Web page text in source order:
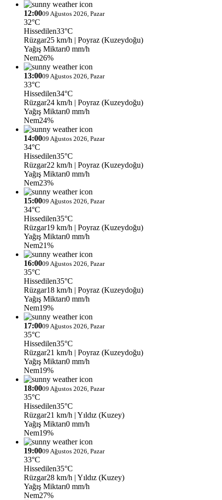
12:0009 Ağustos 2026, Pazar
32°C
Hissedilen33°C
Rüzgar25 km/h | Poyraz (Kuzeydoğu)
Yağış Miktarı0 mm/h
Nem26%
13:0009 Ağustos 2026, Pazar
33°C
Hissedilen34°C
Rüzgar24 km/h | Poyraz (Kuzeydoğu)
Yağış Miktarı0 mm/h
Nem24%
14:0009 Ağustos 2026, Pazar
34°C
Hissedilen35°C
Rüzgar22 km/h | Poyraz (Kuzeydoğu)
Yağış Miktarı0 mm/h
Nem23%
15:0009 Ağustos 2026, Pazar
34°C
Hissedilen35°C
Rüzgar19 km/h | Poyraz (Kuzeydoğu)
Yağış Miktarı0 mm/h
Nem21%
16:0009 Ağustos 2026, Pazar
35°C
Hissedilen35°C
Rüzgar18 km/h | Poyraz (Kuzeydoğu)
Yağış Miktarı0 mm/h
Nem19%
17:0009 Ağustos 2026, Pazar
35°C
Hissedilen35°C
Rüzgar21 km/h | Poyraz (Kuzeydoğu)
Yağış Miktarı0 mm/h
Nem19%
18:0009 Ağustos 2026, Pazar
35°C
Hissedilen35°C
Rüzgar21 km/h | Yıldız (Kuzey)
Yağış Miktarı0 mm/h
Nem19%
19:0009 Ağustos 2026, Pazar
33°C
Hissedilen35°C
Rüzgar28 km/h | Yıldız (Kuzey)
Yağış Miktarı0 mm/h
Nem27%